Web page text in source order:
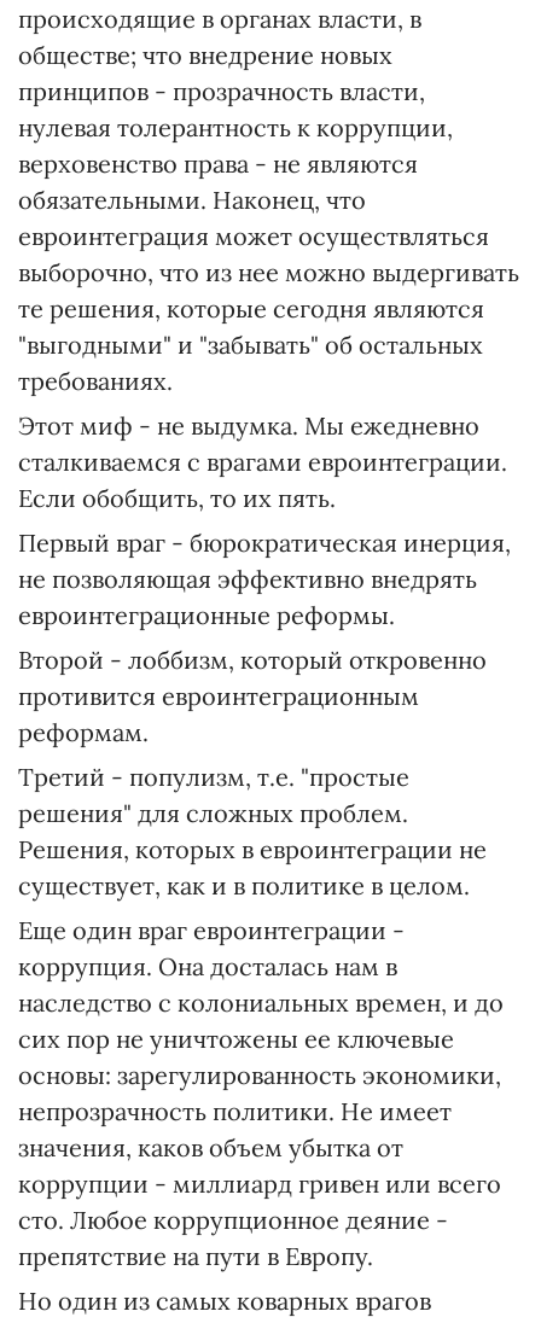
происходящие в органах власти, в
обществе; что внедрение новых
принципов - прозрачность власти,
нулевая толерантность к коррупции,
верховенство права - не являются
обязательными. Наконец, что
евроинтеграция может осуществляться
выборочно, что из нее можно выдергивать
те решения, которые сегодня являются
"выгодными" и "забывать" об остальных
требованиях.
Этот миф - не выдумка. Мы ежедневно
сталкиваемся с врагами евроинтеграции.
Если обобщить, то их пять.
Первый враг - бюрократическая инерция,
не позволяющая эффективно внедрять
евроинтеграционные реформы.
Второй - лоббизм, который откровенно
противится евроинтеграционным
реформам.
Третий - популизм, т.е. "простые
решения" для сложных проблем.
Решения, которых в евроинтеграции не
существует, как и в политике в целом.
Еще один враг евроинтеграции -
коррупция. Она досталась нам в
наследство с колониальных времен, и до
сих пор не уничтожены ее ключевые
основы: зарегулированность экономики,
непрозрачность политики. Не имеет
значения, каков объем убытка от
коррупции - миллиард гривен или всего
сто. Любое коррупционное деяние -
препятствие на пути в Европу.
Но один из самых коварных врагов